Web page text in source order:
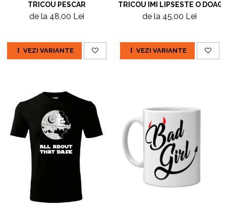
TRICOU PESCAR
de la 48,00 Lei
VEZI VARIANTE
TRICOU IMI LIPSESTE O
de la 45,00 Lei
VEZI VARIANTE